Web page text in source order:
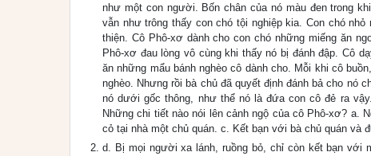
như một con người. Bốn chân của nó màu đen trong
vẫn như trông thấy con chó tội nghiệp kia. Con chó
thiện. Cô Phô-xơ dành cho con chó những miếng ăn
Phô-xơ đau lòng vô cùng khi thấy nó bị đánh đập. Cô
ăn những mẩu bánh nghèo cô dành cho. Mỗi khi cô
nghèo. Nhưng rồi bà chủ đã quyết định đánh bả cho nó
nó dưới gốc thông, như thể nó là đứa con cô đẻ ra
Những chi tiết nào nói lên cảnh ngộ của cô Phô-xơ? a.
cỏ tại nhà một chủ quán. c. Kết bạn với bà chủ quán và
d. Bị mọi người xa lánh, ruồng bỏ, chỉ còn kết bạn